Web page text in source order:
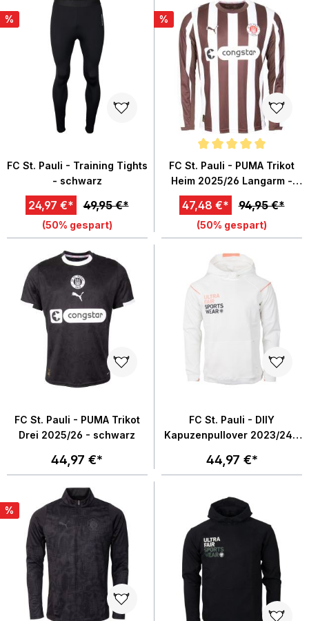
%
FC St. Pauli - Training Tights
- schwarz
24,97 €* 49,95 €*
(50% gespart)
%
Durchschnittliche Bewertung
FC St. Pauli - PUMA Trikot
Heim 2025/26 Langarm -
braun/weiß
47,48 €* 94,95 €*
(50% gespart)
FC St. Pauli - PUMA Trikot
Drei 2025/26 - schwarz
44,97 €*
FC St. Pauli - DIIY
Kapuzenpullover 2023/24 -
44,97 €*
%